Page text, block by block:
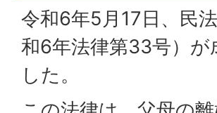
令和6年5月17日、民
和6年法律第33号）
した。